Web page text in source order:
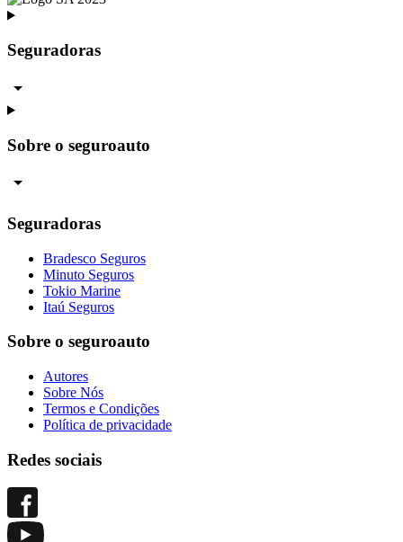
Seguradoras
Sobre o seguroauto
Seguradoras
Bradesco Seguros
Minuto Seguros
Tokio Marine
Itaú Seguros
Sobre o seguroauto
Autores
Sobre Nós
Termos e Condições
Política de privacidade
Redes sociais